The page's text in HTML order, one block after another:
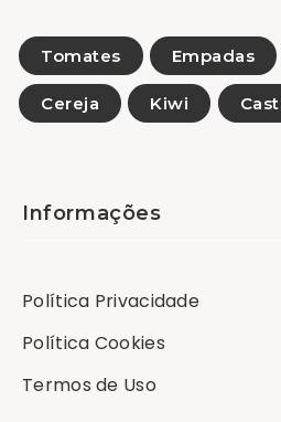
Tomates Empadas
Cereja Kiwi
Informações
Política Privacidade
Política Cookies
Termos de Uso